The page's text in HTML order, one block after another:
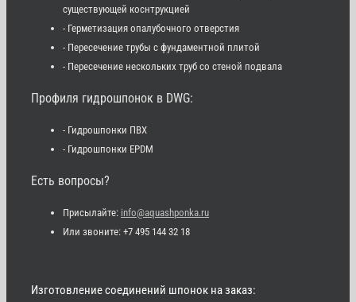
существующей коснтрукцией
- Герметизация опалубочного отверстия
- Пересечение трубы с фундаментной плитой
- Пересечение нескольких труб со стеной подвала
Профиля гидрошпонок в DWG:
- Гидрошпонки ПВХ
- Гидрошпонки EPDM
Есть вопросы?
Присылайте: info@aquashponka.ru
Или звоните: +7 495 144 32 18
Изготовление соединений шпонок на заказ: